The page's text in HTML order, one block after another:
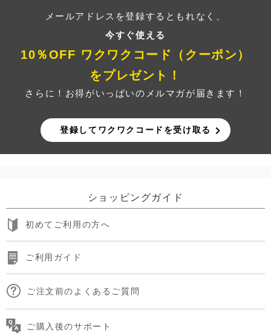
メールアドレスを登録するともれなく、
今すぐ使える
10％OFF ワクワクコード（クーポン）
をプレゼント！
さらに！お得がいっぱいのメルマガが届きます！
登録してワクワクコードを受け取る
ショッピングガイド
初めてご利用の方へ
ご利用ガイド
ご注文前のよくあるご質問
ご購入後のサポート